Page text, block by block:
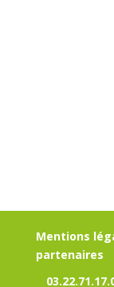
Mentions
partenaires